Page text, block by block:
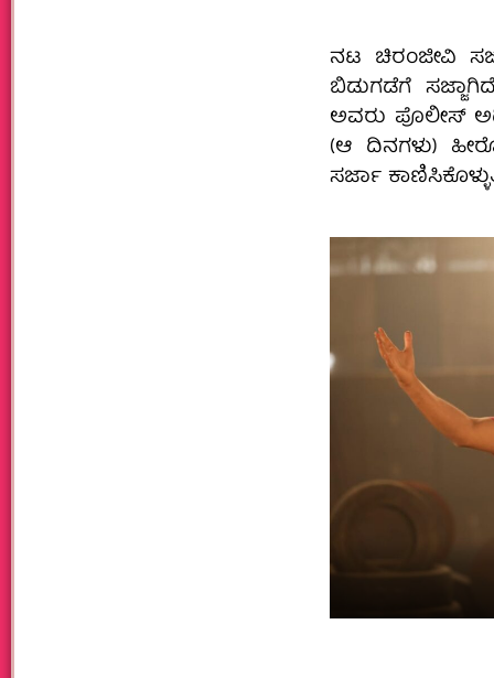
ನಟ ಚಿರಂಜೀವಿ
ಬಿಡುಗಡೆಗೆ
ಅವರು ಪೊಲೀಸ್‌
(ಆ ದಿನಗಳು)
ಸರ್ಜಾ